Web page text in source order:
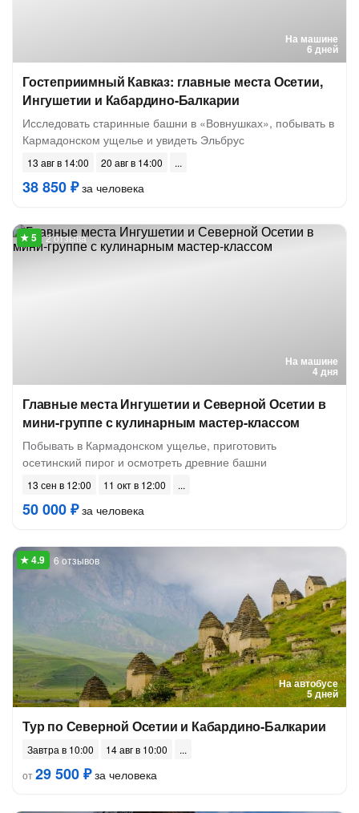
На машине
6 дней
Гостеприимный Кавказ: главные места Осетии,
Ингушетии и Кабардино-Балкарии
Исследовать старинные башни в «Вовнушках», побывать в
Кармадонском ущелье и увидеть Эльбрус
13 авг в 14:00 20 авг в 14:00
38 850 ₽за человека
На машине
4 дня
2 отзыва
Главные места Ингушетии и Северной Осетии в
мини-группе с кулинарным мастер-классом
Побывать в Кармадонском ущелье, приготовить
осетинский пирог и осмотреть древние башни
13 сен в 12:00 11 окт в 12:00
50 000 ₽за человека
На автобусе
5 дней
6 отзывов
Тур по Северной Осетии и Кабардино-Балкарии
Завтра в 10:00
14 авг в 10:00
от29 500 ₽за человека